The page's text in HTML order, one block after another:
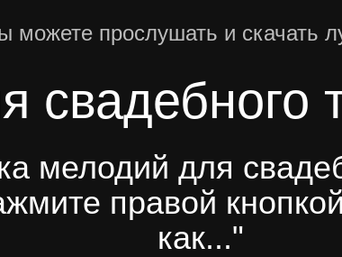
можете прослушать и скачать
свадебного
мелодий для
правой
как..."